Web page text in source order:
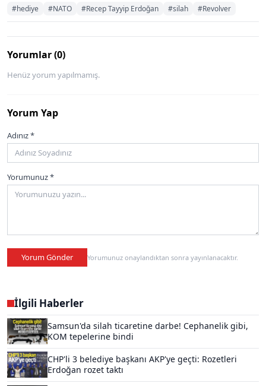
#hediye #NATO #Recep Tayyip Erdoğan #silah #Revolver
Yorumlar (0)
Henüz yorum yapılmamış.
Yorum Yap
Adınız *
Yorumunuz *
Yorum Gönder Yorumunuz onaylandıktan sonra yayınlanacaktır.
İlgili Haberler
Samsun'da silah ticaretine darbe! Cephanelik gibi,
KOM tepelerine bindi
CHP'li 3 belediye başkanı AKP'ye geçti: Rozetleri
Erdoğan rozet taktı